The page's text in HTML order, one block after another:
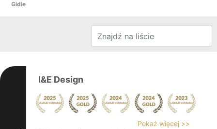
Gidle
I&E Design
Pokaż więcej >>